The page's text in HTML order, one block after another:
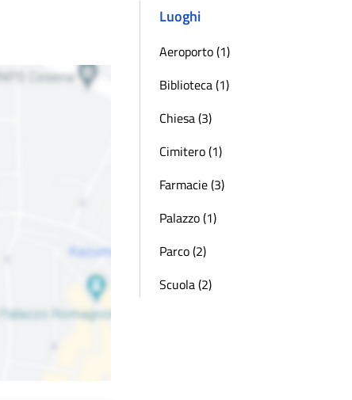
Luoghi
Aeroporto (1)
Biblioteca (1)
Chiesa (3)
Cimitero (1)
Farmacie (3)
Palazzo (1)
Parco (2)
Scuola (2)